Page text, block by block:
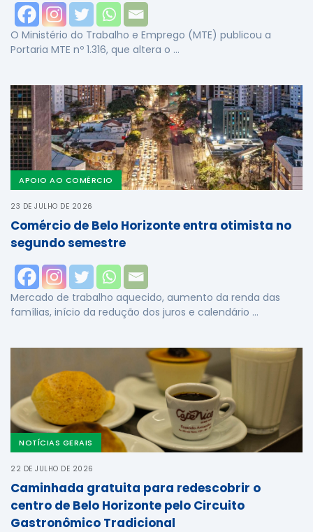
O Ministério do Trabalho e Emprego (MTE) publicou a
Portaria MTE nº 1.316, que altera o …
APOIO AO COMÉRCIO
23 DE JULHO DE 2026
Comércio de Belo Horizonte entra otimista no
segundo semestre
Mercado de trabalho aquecido, aumento da renda das
famílias, início da redução dos juros e calendário …
NOTÍCIAS GERAIS
22 DE JULHO DE 2026
Caminhada gratuita para redescobrir o
centro de Belo Horizonte pelo Circuito
Gastronômico Tradicional